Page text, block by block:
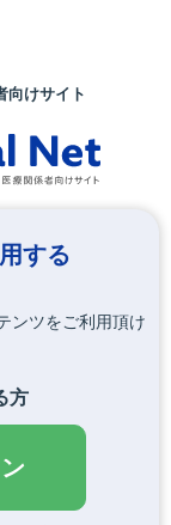
向けサイト
する
ンツをご利用頂け
方